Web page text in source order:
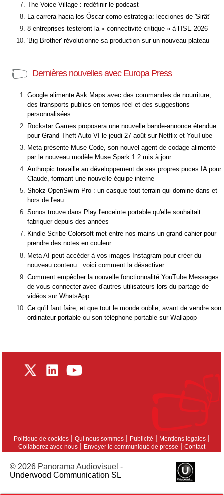
The Voice Village : redéfinir le podcast
La carrera hacia los Óscar como estrategia: lecciones de 'Sirât'
8 entreprises testeront la « connectivité critique » à l’ISE 2026
'Big Brother' révolutionne sa production sur un nouveau plateau
Dernières nouvelles avec Europa Press
Google alimente Ask Maps avec des commandes de nourriture,
des transports publics en temps réel et des suggestions
personnalisées
Rockstar Games proposera une nouvelle bande-annonce étendue
pour Grand Theft Auto VI le jeudi 27 août sur Netflix et YouTube
Meta présente Muse Code, son nouvel agent de codage alimenté
par le nouveau modèle Muse Spark 1.2 mis à jour
Anthropic travaille au développement de ses propres puces IA pour
Claude, formant une nouvelle équipe interne
Shokz OpenSwim Pro : un casque tout-terrain qui domine dans et
hors de l'eau
Sonos trouve dans Play l'enceinte portable qu'elle souhaitait
fabriquer depuis des années
Kindle Scribe Colorsoft met entre nos mains un grand cahier pour
prendre des notes en couleur
Meta AI peut accéder à vos images Instagram pour créer du
nouveau contenu : voici comment la désactiver
Comment empêcher la nouvelle fonctionnalité YouTube Messages
de vous connecter avec d'autres utilisateurs lors du partage de
vidéos sur WhatsApp
Ce qu'il faut faire, et que tout le monde oublie, avant de vendre son
ordinateur portable ou son téléphone portable sur Wallapop
Politique de cookies | Qui nous sommes | Publicité | Mentions légales |
Collaborez avec nous | Envoyer le communiqué de presse | Contact
© 2026 Panorama Audiovisuel -
Underwood Communication SL